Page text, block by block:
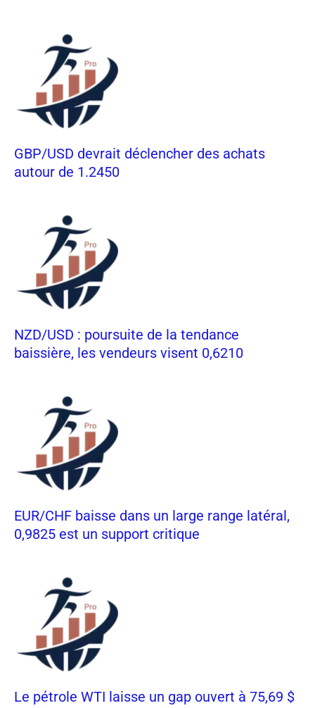
GBP/USD devrait déclencher des achats
autour de 1.2450
NZD/USD : poursuite de la tendance
baissière, les vendeurs visent 0,6210
EUR/CHF baisse dans un large range latéral,
0,9825 est un support critique
Le pétrole WTI laisse un gap ouvert à 75,69 $